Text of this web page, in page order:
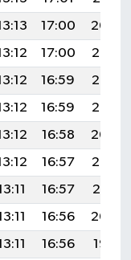
17:00
20:09
17:00
20:07
16:59
20:06
16:59
20:05
16:58
20:04
16:57
20:02
16:57
20:01
16:56
20:00
16:56
19:58